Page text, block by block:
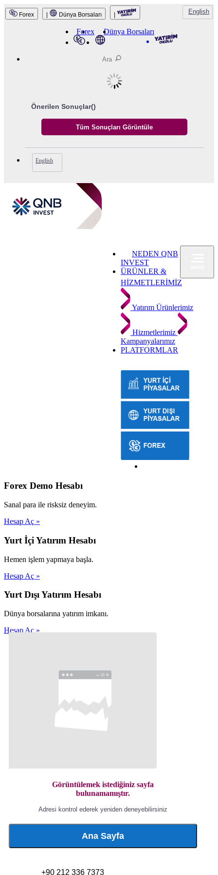
QNB Invest
Forex Dünya Borsaları English
Forex Dünya Borsaları
Önerilen Sonuçlar()
English
NEDEN QNB
INVEST
ÜRÜNLER &
HİZMETLERİMİZ
Yatırım Ürünlerimiz
Hizmetlerimiz
Kampanyalarımız
PLATFORMLAR
Forex Demo Hesabı
Sanal para ile risksiz deneyim.
Hesap Aç »
Yurt İçi Yatırım Hesabı
Hemen işlem yapmaya başla.
Hesap Aç »
Yurt Dışı Yatırım Hesabı
Dünya borsalarına yatırım imkanı.
Hesap Aç »
Görüntülemek istediğiniz sayfa
bulunamamıştır.
Adresi kontrol ederek yeniden deneyebilirsiniz
Ana Sayfa
+90 212 336 7373